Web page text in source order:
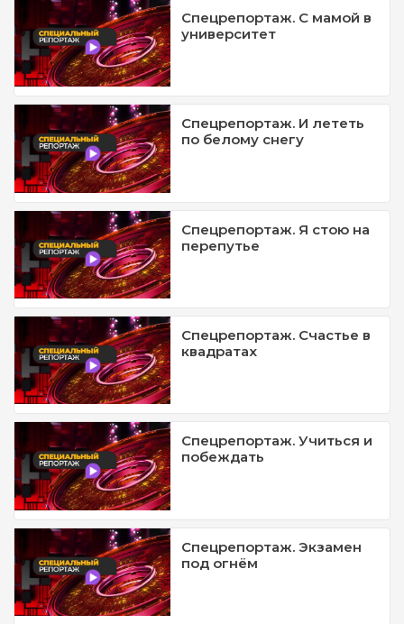
Спецрепортаж. С мамой в
университет
Спецрепортаж. И лететь
по белому снегу
Спецрепортаж. Я стою на
перепутье
Спецрепортаж. Счастье в
квадратах
Спецрепортаж. Учиться и
побеждать
Спецрепортаж. Экзамен
под огнём